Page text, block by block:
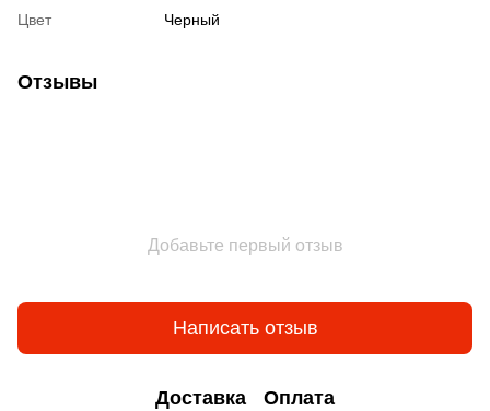
Цвет Черный
Отзывы
Добавьте первый отзыв
Написать отзыв
Доставка Оплата